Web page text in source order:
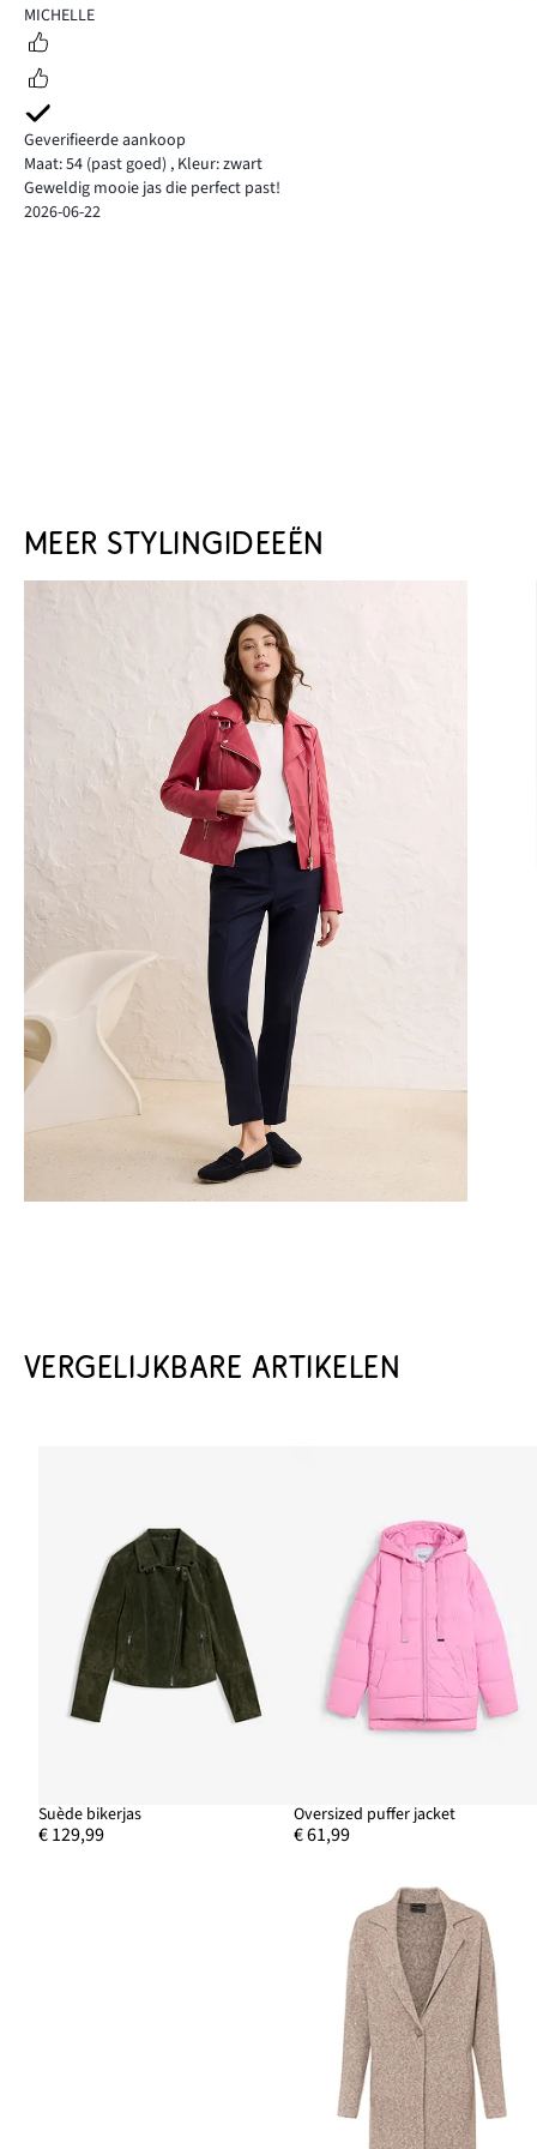
5
MICHELLE
Geverifieerde aankoop
Maat: 54 (past goed) , Kleur: zwart
Geweldig mooie jas die perfect past!
2026-06-22
MEER STYLINGIDEEËN
VERGELIJKBARE ARTIKELEN
Suède bikerjas
€ 129,99
Oversized puffer jacket
€ 61,99